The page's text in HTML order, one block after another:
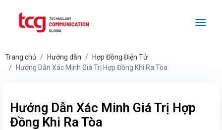
Trang chủ Hướng dẫn
Hợp Đồng Điện Tử
Hướng Dẫn Xác Minh Giá Trị Hợp Đồng Khi Ra Tòa
Hướng Dẫn Xác Minh Giá Trị Hợp
Đồng Khi Ra Tòa